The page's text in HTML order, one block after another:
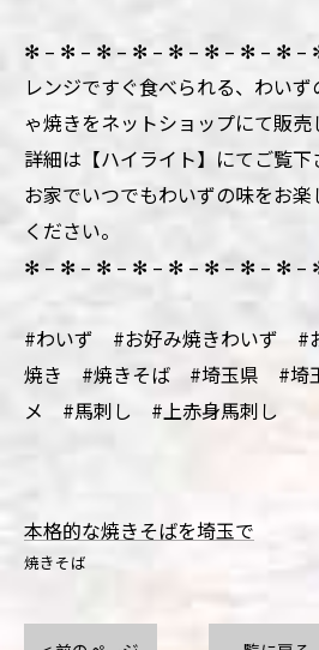
✻ – ✻ – ✻ – ✻ – ✻ – ✻ – ✻ – ✻ –
レンジですぐ食べられる、わい
ゃ焼きをネットショップにて販売
詳細は【ハイライト】にてご覧
お家でいつでもわいずの味をお
ください。
✻ – ✻ – ✻ – ✻ – ✻ – ✻ – ✻ – ✻ –
#わいず #お好み焼きわいず #
焼き #焼きそば #埼玉県 #埼
メ #馬刺し #上赤身馬刺し
本格的な焼きそばを埼玉で
焼きそば